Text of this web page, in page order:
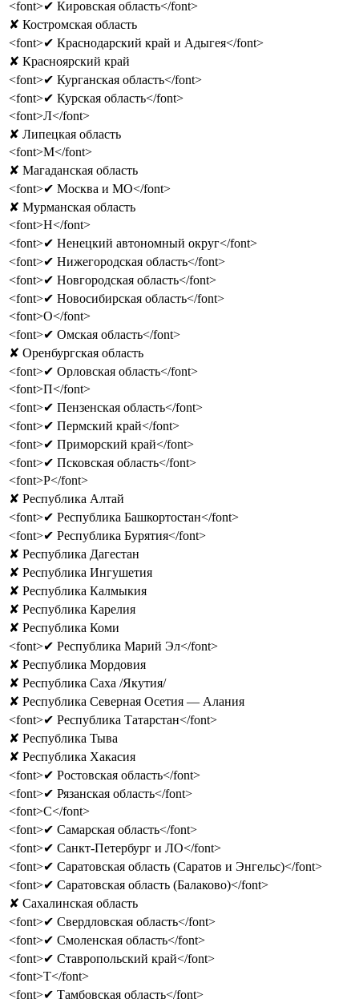
<font>✔ Кировская область</font>
✘ Костромская область
<font>✔ Краснодарский край и Адыгея</font>
✘ Красноярский край
<font>✔ Курганская область</font>
<font>✔ Курская область</font>
<font>Л</font>
✘ Липецкая область
<font>М</font>
✘ Магаданская область
<font>✔ Москва и МО</font>
✘ Мурманская область
<font>Н</font>
<font>✔ Ненецкий автономный округ</font>
<font>✔ Нижегородская область</font>
<font>✔ Новгородская область</font>
<font>✔ Новосибирская область</font>
<font>О</font>
<font>✔ Омская область</font>
✘ Оренбургская область
<font>✔ Орловская область</font>
<font>П</font>
<font>✔ Пензенская область</font>
<font>✔ Пермский край</font>
<font>✔ Приморский край</font>
<font>✔ Псковская область</font>
<font>Р</font>
✘ Республика Алтай
<font>✔ Республика Башкортостан</font>
<font>✔ Республика Бурятия</font>
✘ Республика Дагестан
✘ Республика Ингушетия
✘ Республика Калмыкия
✘ Республика Карелия
✘ Республика Коми
<font>✔ Республика Марий Эл</font>
✘ Республика Мордовия
✘ Республика Саха /Якутия/
✘ Республика Северная Осетия — Алания
<font>✔ Республика Татарстан</font>
✘ Республика Тыва
✘ Республика Хакасия
<font>✔ Ростовская область</font>
<font>✔ Рязанская область</font>
<font>С</font>
<font>✔ Самарская область</font>
<font>✔ Санкт-Петербург и ЛО</font>
<font>✔ Саратовская область (Саратов и Энгельс)</font>
<font>✔ Саратовская область (Балаково)</font>
✘ Сахалинская область
<font>✔ Свердловская область</font>
<font>✔ Смоленская область</font>
<font>✔ Ставропольский край</font>
<font>Т</font>
<font>✔ Тамбовская область</font>